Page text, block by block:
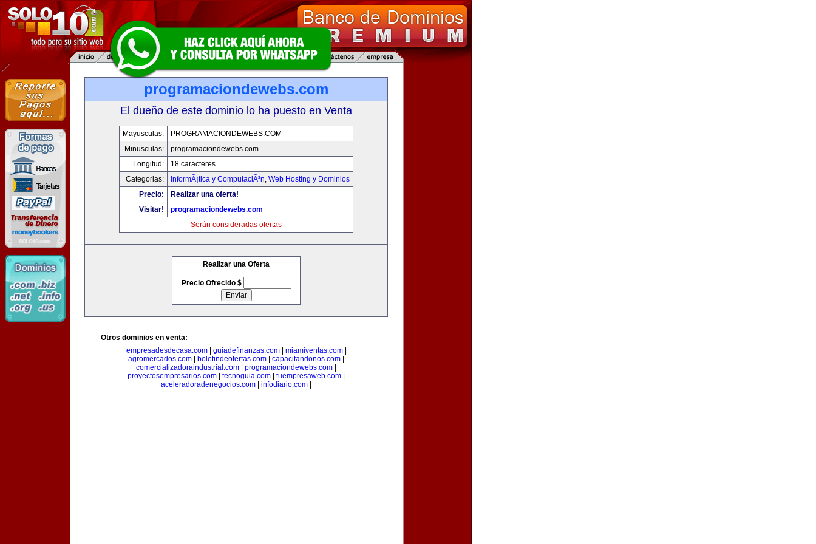
programaciondewebs.com
El dueño de este dominio lo ha puesto en Venta
Mayusculas:
PROGRAMACIONDEWEBS.COM
Minusculas:
programaciondewebs.com
Longitud:
18 caracteres
Categorias:
InformÃ¡tica y ComputaciÃ³n, Web Hosting y Dominios
Precio:
Realizar una oferta!
Visitar!
programaciondewebs.com
Serán consideradas ofertas
Realizar una Oferta
Precio Ofrecido $
Otros dominios en venta:
empresadesdecasa.com| guiadefinanzas.com| miamiventas.com|
agromercados.com
boletindeofertas.com capacitandonos.com
comercializadoraindustrial.com
programaciondewebs.com
proyectosempresarios.com
tecnoguia.com tuempresaweb.com
aceleradoradenegocios.com
infodiario.com